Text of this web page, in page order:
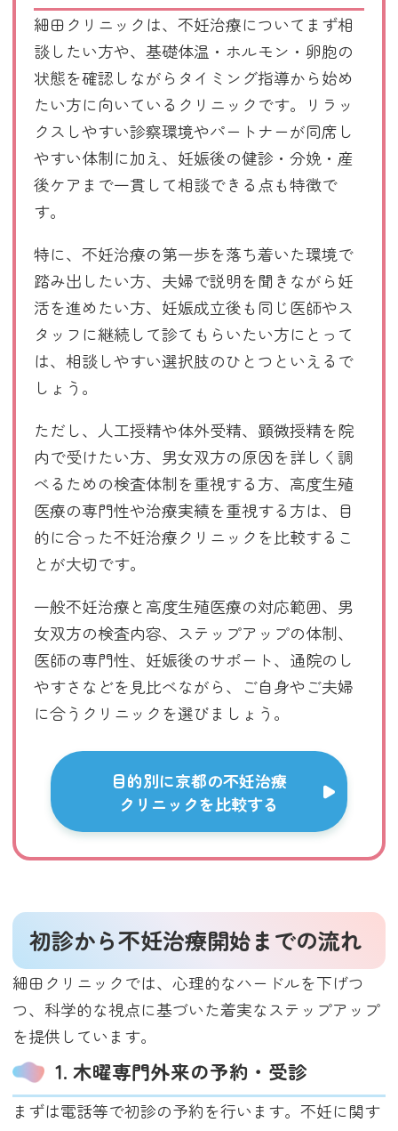
細田クリニックは、不妊治療についてまず相
談したい方や、基礎体温・ホルモン・卵胞の
状態を確認しながらタイミング指導から始め
たい方に向いているクリニックです。リラッ
クスしやすい診察環境やパートナーが同席し
やすい体制に加え、妊娠後の健診・分娩・産
後ケアまで一貫して相談できる点も特徴で
す。
特に、不妊治療の第一歩を落ち着いた環境で
踏み出したい方、夫婦で説明を聞きながら妊
活を進めたい方、妊娠成立後も同じ医師やス
タッフに継続して診てもらいたい方にとって
は、相談しやすい選択肢のひとつといえるで
しょう。
ただし、人工授精や体外受精、顕微授精を院
内で受けたい方、男女双方の原因を詳しく調
べるための検査体制を重視する方、高度生殖
医療の専門性や治療実績を重視する方は、目
的に合った不妊治療クリニックを比較するこ
とが大切です。
一般不妊治療と高度生殖医療の対応範囲、男
女双方の検査内容、ステップアップの体制、
医師の専門性、妊娠後のサポート、通院のし
やすさなどを見比べながら、ご自身やご夫婦
に合うクリニックを選びましょう。
目的別に京都の不妊治療
クリニックを比較する
初診から不妊治療開始までの流れ
細田クリニックでは、心理的なハードルを下げつ
つ、科学的な視点に基づいた着実なステップアップ
を提供しています。
1. 木曜専門外来の予約・受診
まずは電話等で初診の予約を行います。不妊に関す